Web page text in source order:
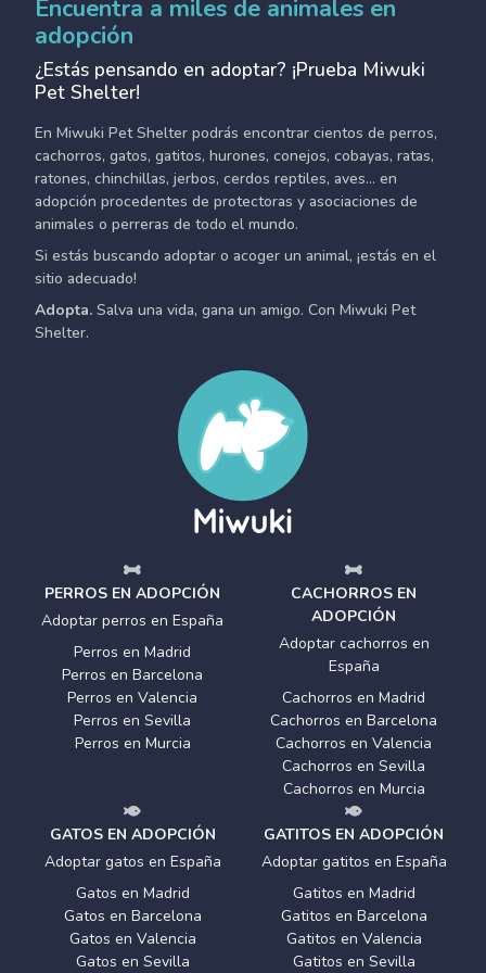
Encuentra a miles de animales en
adopción
¿Estás pensando en adoptar? ¡Prueba Miwuki
Pet Shelter!
En Miwuki Pet Shelter podrás encontrar cientos de perros,
cachorros, gatos, gatitos, hurones, conejos, cobayas, ratas,
ratones, chinchillas, jerbos, cerdos reptiles, aves... en
adopción procedentes de protectoras y asociaciones de
animales o perreras de todo el mundo.
Si estás buscando adoptar o acoger un animal, ¡estás en el
sitio adecuado!
Adopta. Salva una vida, gana un amigo. Con Miwuki Pet
Shelter.
PERROS EN ADOPCIÓN
Adoptar perros en España
Perros en Madrid
Perros en Barcelona
Perros en Valencia
Perros en Sevilla
Perros en Murcia
CACHORROS EN
ADOPCIÓN
Adoptar cachorros en
España
Cachorros en Madrid
Cachorros en Barcelona
Cachorros en Valencia
Cachorros en Sevilla
Cachorros en Murcia
GATOS EN ADOPCIÓN
Adoptar gatos en España
Gatos en Madrid
Gatos en Barcelona
Gatos en Valencia
Gatos en Sevilla
GATITOS EN ADOPCIÓN
Adoptar gatitos en España
Gatitos en Madrid
Gatitos en Barcelona
Gatitos en Valencia
Gatitos en Sevilla